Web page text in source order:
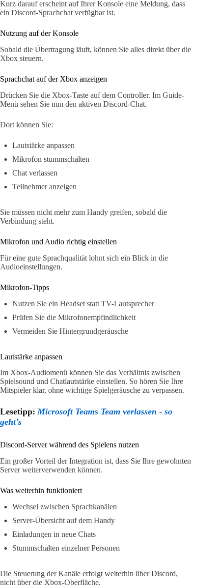
Kurz darauf erscheint auf Ihrer Konsole eine Meldung, dass
ein Discord-Sprachchat verfügbar ist.
Nutzung auf der Konsole
Sobald die Übertragung läuft, können Sie alles direkt über die
Xbox steuern.
Sprachchat auf der Xbox anzeigen
Drücken Sie die Xbox-Taste auf dem Controller. Im Guide-
Menü sehen Sie nun den aktiven Discord-Chat.
Dort können Sie:
Lautstärke anpassen
Mikrofon stummschalten
Chat verlassen
Teilnehmer anzeigen
Sie müssen nicht mehr zum Handy greifen, sobald die
Verbindung steht.
Mikrofon und Audio richtig einstellen
Für eine gute Sprachqualität lohnt sich ein Blick in die
Audioeinstellungen.
Mikrofon-Tipps
Nutzen Sie ein Headset statt TV-Lautsprecher
Prüfen Sie die Mikrofonempfindlichkeit
Vermeiden Sie Hintergrundgeräusche
Lautstärke anpassen
Im Xbox-Audiomenü können Sie das Verhältnis zwischen
Spielsound und Chatlautstärke einstellen. So hören Sie Ihre
Mitspieler klar, ohne wichtige Spielgeräusche zu verpassen.
Lesetipp: Microsoft Teams Team verlassen - so
geht’s
Discord-Server während des Spielens nutzen
Ein großer Vorteil der Integration ist, dass Sie Ihre gewohnten
Server weiterverwenden können.
Was weiterhin funktioniert
Wechsel zwischen Sprachkanälen
Server-Übersicht auf dem Handy
Einladungen in neue Chats
Stummschalten einzelner Personen
Die Steuerung der Kanäle erfolgt weiterhin über Discord,
nicht über die Xbox-Oberfläche.